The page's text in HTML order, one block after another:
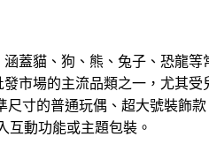
蓋貓、狗、熊、兔子、恐龍等
市場的主流品類之一，尤其受
尺寸的普通玩偶、超大號裝飾款
互動功能或主題包裝。